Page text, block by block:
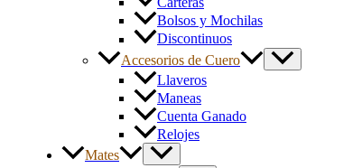
Bolsos y Mochilas
Discontinuos
Accesorios de Cuero
Llaveros
Maneas
Cuenta Ganado
Relojes
Mates